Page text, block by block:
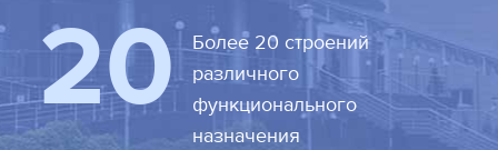
20
Более 20 строений
различного
функционального
назначения